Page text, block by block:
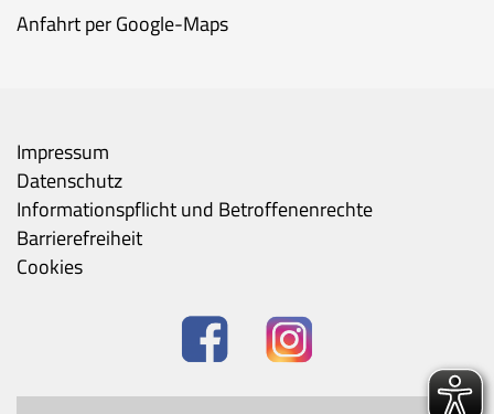
Anfahrt per Google-Maps
Impressum
Datenschutz
Informationspflicht und Betroffenenrechte
Barrierefreiheit
Cookies